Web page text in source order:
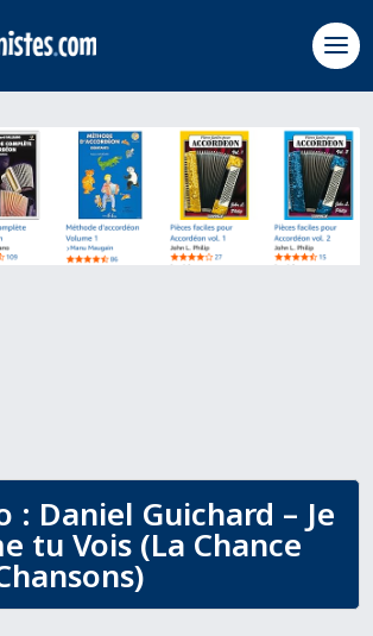
: Daniel Guichard – Je
tu Vois (La Chance